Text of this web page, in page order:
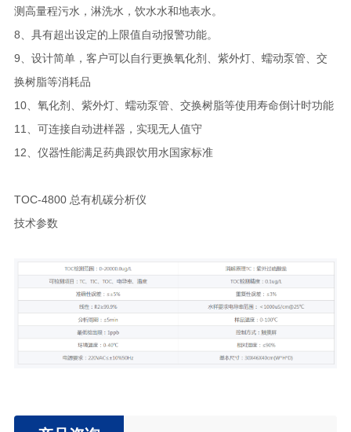
测高量程污水，淋洗水，饮水水和地表水。
8、具有超出设定的上限值自动报警功能。
9、设计简单，客户可以自行更换氧化剂、紫外灯、蠕动泵管、交
换树脂等消耗品
10、氧化剂、紫外灯、蠕动泵管、交换树脂等使用寿命倒计时功能
11、可连接自动进样器，实现无人值守
12、仪器性能满足药典跟饮用水国家标准
TOC-4800 总有机碳分析仪
技术参数